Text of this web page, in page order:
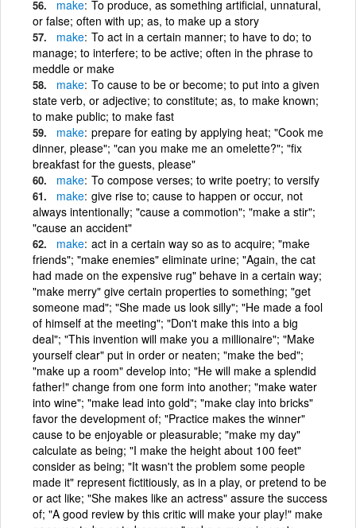
make To produce, as something artificial, unnatural,
or false; often with up; as, to make up a story
make To act in a certain manner; to have to do; to
manage; to interfere; to be active; often in the phrase to
meddle or make
make To cause to be or become; to put into a given
state verb, or adjective; to constitute; as, to make known;
to make public; to make fast
make prepare for eating by applying heat; "Cook me
dinner, please"; "can you make me an omelette?"; "fix
breakfast for the guests, please"
make To compose verses; to write poetry; to versify
make give rise to; cause to happen or occur, not
always intentionally; "cause a commotion"; "make a stir";
"cause an accident"
make act in a certain way so as to acquire; "make
friends"; "make enemies" eliminate urine; "Again, the cat
had made on the expensive rug" behave in a certain way;
"make merry" give certain properties to something; "get
someone mad"; "She made us look silly"; "He made a fool
of himself at the meeting"; "Don't make this into a big
deal"; "This invention will make you a millionaire"; "Make
yourself clear" put in order or neaten; "make the bed";
"make up a room" develop into; "He will make a splendid
father!" change from one form into another; "make water
into wine"; "make lead into gold"; "make clay into bricks"
favor the development of; "Practice makes the winner"
cause to be enjoyable or pleasurable; "make my day"
calculate as being; "I make the height about 100 feet"
consider as being; "It wasn't the problem some people
made it" represent fictitiously, as in a play, or pretend to be
or act like; "She makes like an actress" assure the success
of; "A good review by this critic will make your play!" make